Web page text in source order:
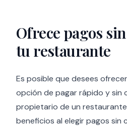
Ofrece pagos
tu restaurante
Es posible que desees
opción de pagar rápido y sin
propietario de un
beneficios al elegir pagos